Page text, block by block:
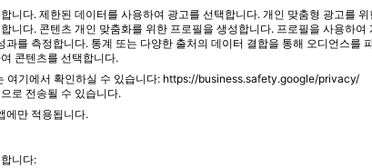
니다. 제한된 데이터를 사용하여 광고를 선택합니다. 개인 맞춤형 광고를
니다. 콘텐츠 개인 맞춤화를 위한 프로필을 생성합니다. 프로필을 사용하여
를 측정합니다. 통계 또는 다양한 출처의 데이터 결합을 통해 오디언스를
콘텐츠를 선택합니다.
여기에서 확인하실 수 있습니다: https://business.safety.google/privacy/
로 전송될 수 있습니다.
에만 적용됩니다.
니다: